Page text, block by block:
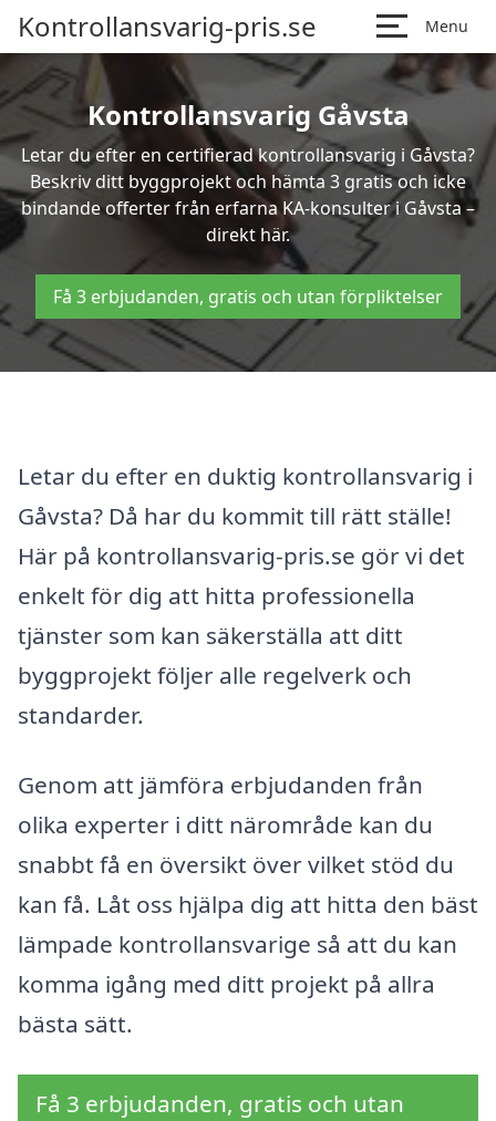
Kontrollansvarig-pris.se Menu
Kontrollansvarig Gåvsta
Letar du efter en certifierad kontrollansvarig i Gåvsta?
Beskriv ditt byggprojekt och hämta 3 gratis och icke
bindande offerter från erfarna KA-konsulter i Gåvsta –
direkt här.
Få 3 erbjudanden, gratis och utan förpliktelser
Letar du efter en duktig kontrollansvarig i
Gåvsta? Då har du kommit till rätt ställe!
Här på kontrollansvarig-pris.se gör vi det
enkelt för dig att hitta professionella
tjänster som kan säkerställa att ditt
byggprojekt följer alle regelverk och
standarder.
Genom att jämföra erbjudanden från
olika experter i ditt närområde kan du
snabbt få en översikt över vilket stöd du
kan få. Låt oss hjälpa dig att hitta den bäst
lämpade kontrollansvarige så att du kan
komma igång med ditt projekt på allra
bästa sätt.
Få 3 erbjudanden, gratis och utan